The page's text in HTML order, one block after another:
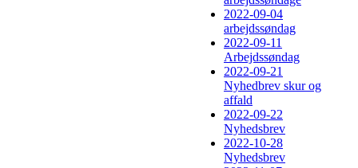
2022-09-04
arbejdssøndag
2022-09-11
Arbejdssøndag
2022-09-21
Nyhedbrev skur og
affald
2022-09-22
Nyhedsbrev
2022-10-28
Nyhedsbrev